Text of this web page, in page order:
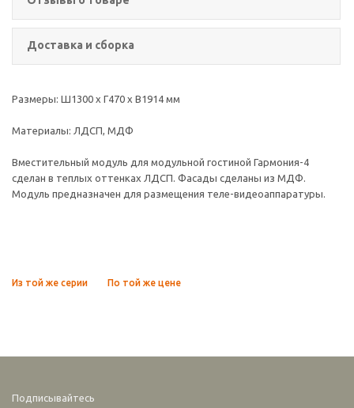
Доставка и сборка
Размеры: Ш1300 х Г470 х В1914 мм
Материалы: ЛДСП, МДФ
Вместительный модуль для модульной гостиной Гармония-4
сделан в теплых оттенках ЛДСП. Фасады сделаны из МДФ.
Модуль предназначен для размещения теле-видеоаппаратуры.
Из той же серии По той же цене
Подписывайтесь